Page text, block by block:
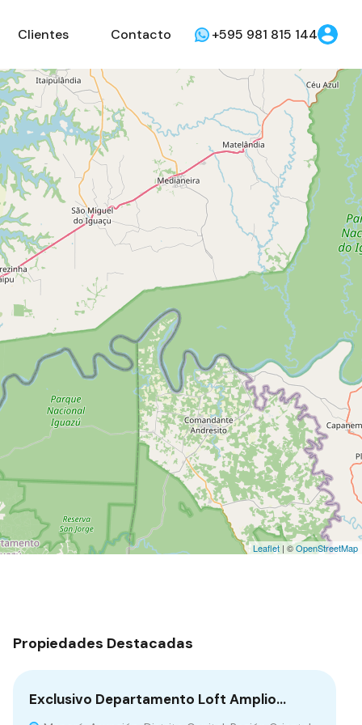
Clientes Contacto +595 981 815 144
Leaflet | ©OpenStreetMap
Propiedades Destacadas
Exclusivo Departamento Loft Amplio…